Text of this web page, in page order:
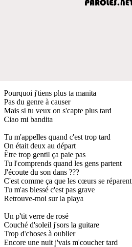
Pourquoi j'tiens plus ta manita
Pas du genre à causer
Mais si tu veux on s'capte plus tard
Ciao mi bandita
Tu m'appelles quand c'est trop tard
On était deux au départ
Être trop gentil ça paie pas
Tu l'comprends quand les gens partent
J'écoute du son dans ???
C'est comme ça que les cœurs se réparent
Tu m'as blessé c'est pas grave
Retrouve-moi sur la playa
Un p'tit verre de rosé
Couché d'soleil j'sors la guitare
Trop d'choses à oublier
Encore une nuit j'vais m'coucher tard